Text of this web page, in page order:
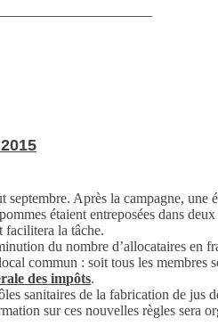
Après la campagne, une
étaient entreposées dans
facilitera la tâche.
du nombre d’allocataires en
commun : soit tous les membres
des impôts.
sanitaires de la fabrication de jus
sur ces nouvelles règles sera